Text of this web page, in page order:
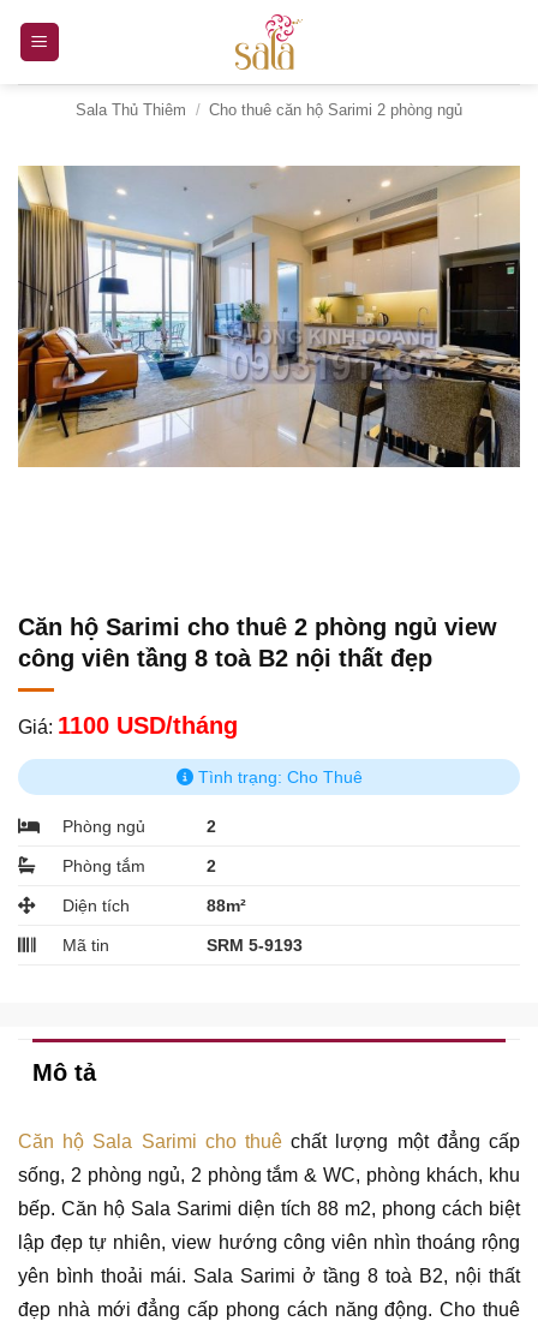
nội
Sala Thủ Thiêm / Cho thuê căn hộ Sarimi 2 phòng ngủ
Căn hộ Sarimi cho thuê 2 phòng ngủ view
công viên tầng 8 toà B2 nội thất đẹp
Giá: 1100 USD/tháng
Tình trạng: Cho Thuê
Phòng ngủ 2
Phòng tắm 2
Diện tích 88m²
Mã tin SRM 5-9193
Mô tả
Căn hộ Sala Sarimi cho thuê chất lượng một đẳng cấp
sống, 2 phòng ngủ, 2 phòng tắm & WC, phòng khách, khu
bếp. Căn hộ Sala Sarimi diện tích 88 m2, phong cách biệt
lập đẹp tự nhiên, view hướng công viên nhìn thoáng rộng
yên bình thoải mái. Sala Sarimi ở tầng 8 toà B2, nội thất
đẹp nhà mới đẳng cấp phong cách năng động. Cho thuê